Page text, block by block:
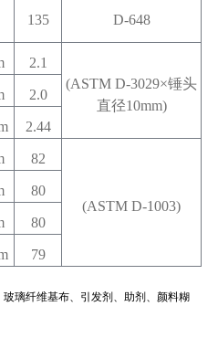
135 D-648
2.1
(ASTM D-3029×锤头
直径10mm)
2.0
2.44
82
(ASTM D-1003)
80
80
79
璃纤维基布、引发剂、助剂、颜料糊